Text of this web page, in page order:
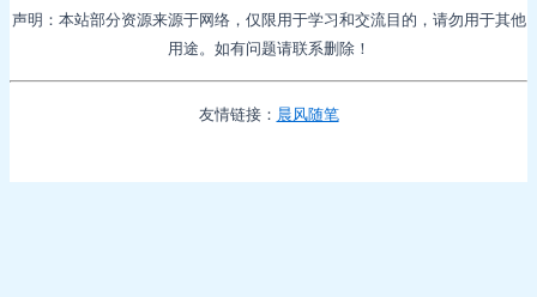
声明：本站部分资源来源于网络，仅限用于学习和交流目的，请勿用于其他
用途。如有问题请联系删除！
友情链接： 晨风随笔